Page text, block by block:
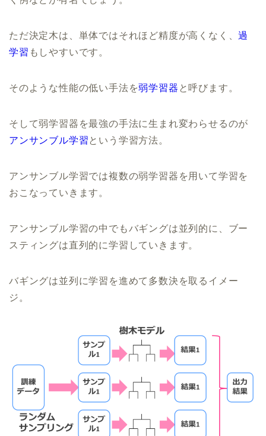
ただ決定木は、単体ではそれほど精度が高くなく、過
学習 もしやすいです。
そのような性能の低い手法を弱学習器 と呼びます。
そして弱学習器を最強の手法に生まれ変わらせるのが
アンサンブル学習という学習方法。
アンサンブル学習では複数の弱学習器を用いて学習を
おこなっていきます。
アンサンブル学習の中でもバギングは並列的に、ブー
スティングは直列的に学習していきます。
バギングは並列に学習を進めて多数決を取るイメー
ジ。